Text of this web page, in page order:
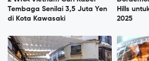
Tembaga Senilai 3,5 Juta Yen
di Kota Kawasaki
Hills
2025